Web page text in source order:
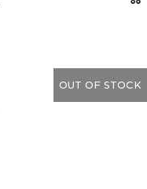
OUT OF STOCK